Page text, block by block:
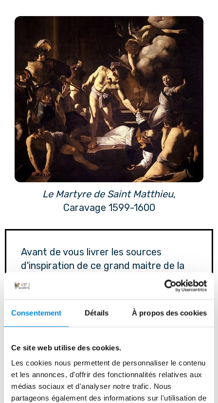
Consentement Détails À propos des cookies
Ce site web utilise des cookies.
Les cookies nous permettent de personnaliser le contenu
et les annonces, d'offrir des fonctionnalités relatives aux
médias sociaux et d'analyser notre trafic. Nous
partageons également des informations sur l'utilisation de
Le Martyre de Saint Matthieu,
Caravage 1599-1600
Avant de vous livrer les sources
d'inspiration de ce grand maitre de la
peinture, je vous rappelle qu'en ce
moment vous pouvez rejoindre la
formation " La Peinture c'est Facile !
" ! Et profiter de plus de 400 heures de
Si cela vous intéresse, vous pouvez
cliquer ici pour profiter de 7 jours
d'essai offerts en cliquant ici :